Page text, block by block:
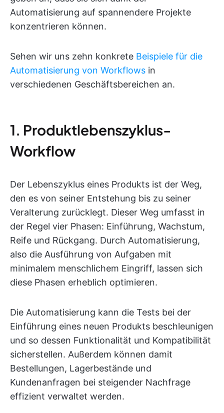
Automatisierung auf spannendere Projekte
konzentrieren können.
Sehen wir uns zehn konkrete Beispiele für die
Automatisierung von Workflows in
verschiedenen Geschäftsbereichen an.
1. Produktlebenszyklus-
Workflow
Der Lebenszyklus eines Produkts ist der Weg,
den es von seiner Entstehung bis zu seiner
Veralterung zurücklegt. Dieser Weg umfasst in
der Regel vier Phasen: Einführung, Wachstum,
Reife und Rückgang. Durch Automatisierung,
also die Ausführung von Aufgaben mit
minimalem menschlichem Eingriff, lassen sich
diese Phasen erheblich optimieren.
Die Automatisierung kann die Tests bei der
Einführung eines neuen Produkts beschleunigen
und so dessen Funktionalität und Kompatibilität
sicherstellen. Außerdem können damit
Bestellungen, Lagerbestände und
Kundenanfragen bei steigender Nachfrage
effizient verwaltet werden.